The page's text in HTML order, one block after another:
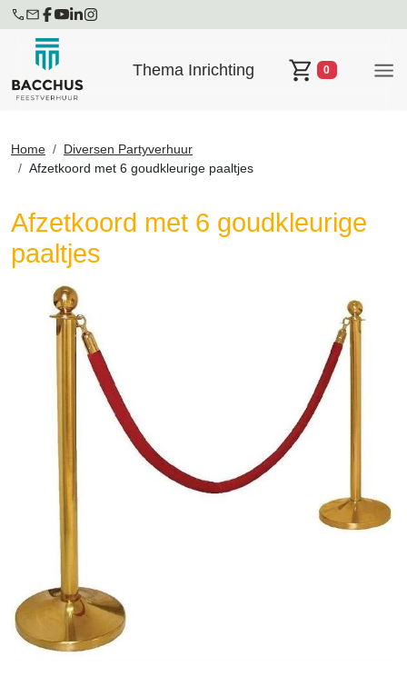
Thema Inrichting
Winkelwagen
0
Home
Diversen Partyverhuur
Afzetkoord met 6 goudkleurige paaltjes
Afzetkoord met 6 goudkleurige
paaltjes